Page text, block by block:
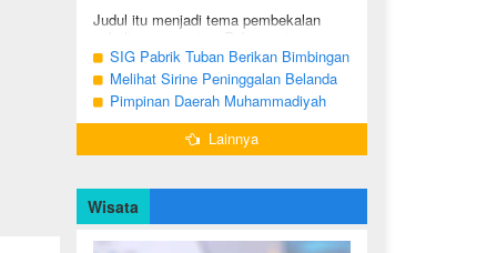
Judul itu menjadi tema pembekalan
(24/01/2024) di Masjid Nabawi al
Munawaroh, Madinah, kepada jemaah
umrah dari ...
SIG Pabrik Tuban Berikan Bimbingan
Manasik Haji kepada CJH Kabupaten
Tuban
Melihat Sirine Peninggalan Belanda
Penanda Buka Puasa di Pendopo
Bupati Blora
Pimpinan Daerah Muhammadiyah
Bojonegoro Akan Gelar Salat
Iduladha 9 Juli 2022
Lainnya
Wisata